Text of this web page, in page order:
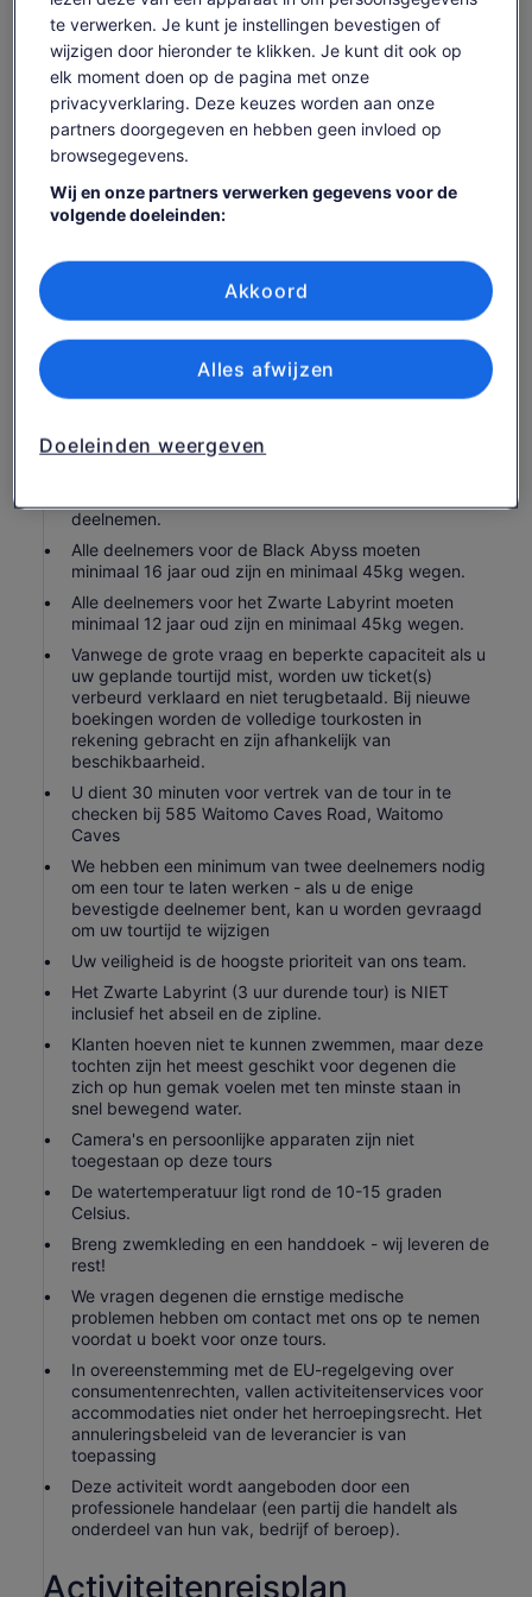
Training abseiltechnieken (alleen Black Abyss)
Het gebruik van apparatuur zoals slangen,
duikpakken, laarzen, helmen, abseilinrichtingen
(indien gekozen) en veiligheidsuitrusting
Toegang tot het grotmuseum van Waitomo
Fooi
Hotel ophalen en wegbrengen
Handdoeken en Toiletartikelen voor Douches
Belangrijke info voor je
boekt
Opties voor openbaar vervoer zijn in de buurt
hebben
deelnemen.
Alle deelnemers voor de Black Abyss moeten
minimaal 16 jaar oud zijn en minimaal 45kg wegen.
Alle deelnemers voor het Zwarte Labyrint moeten
minimaal 12 jaar oud zijn en minimaal 45kg wegen.
Vanwege de grote vraag en beperkte capaciteit als u
uw geplande tourtijd mist, worden uw ticket(s)
verbeurd verklaard en niet terugbetaald. Bij nieuwe
boekingen worden de volledige tourkosten in
rekening gebracht en zijn afhankelijk van
beschikbaarheid.
U dient 30 minuten voor vertrek van de tour in te
checken bij 585 Waitomo Caves Road, Waitomo
Caves
We hebben een minimum van twee deelnemers nodig
om een tour te laten werken - als u de enige
bevestigde deelnemer bent, kan u worden gevraagd
om uw tourtijd te wijzigen
Uw veiligheid is de hoogste prioriteit van ons team.
Het Zwarte Labyrint (3 uur durende tour) is NIET
inclusief het abseil en de zipline.
Klanten hoeven niet te kunnen zwemmen, maar deze
tochten zijn het meest geschikt voor degenen die
zich op hun gemak voelen met ten minste staan in
snel bewegend water.
Camera's en persoonlijke apparaten zijn niet
toegestaan op deze tours
De watertemperatuur ligt rond de 10-15 graden
Celsius.
Breng zwemkleding en een handdoek - wij leveren de
rest!
We vragen degenen die ernstige medische
problemen hebben om contact met ons op te nemen
voordat u boekt voor onze tours.
In overeenstemming met de EU-regelgeving over
consumentenrechten, vallen activiteitenservices voor
accommodaties niet onder het herroepingsrecht. Het
annuleringsbeleid van de leverancier is van
toepassing
Deze activiteit wordt aangeboden door een
professionele handelaar (een partij die handelt als
onderdeel van hun vak, bedrijf of beroep).
Activiteitenreisplan
te verwerken. Je kunt je instellingen bevestigen of
wijzigen door hieronder te klikken. Je kunt dit ook op
elk moment doen op de pagina met onze
privacyverklaring. Deze keuzes worden aan onze
partners doorgegeven en hebben geen invloed op
browsegegevens.
Wij en onze partners verwerken gegevens voor de
volgende doeleinden:
actief scannen ter identificatie. Informatie op een apparaat opslaan
advertentie- en contentmetingen, doelgroepenonderzoek en
ontwikkeling van diensten.
Doeleinden weergeven
Alles afwijzen
Akkoord